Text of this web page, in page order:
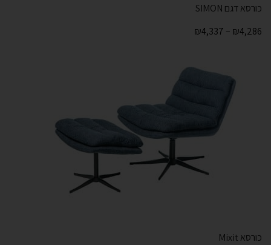
כורסא דגם SIMON
₪4,286
–
₪4,337
כורסא Mixit